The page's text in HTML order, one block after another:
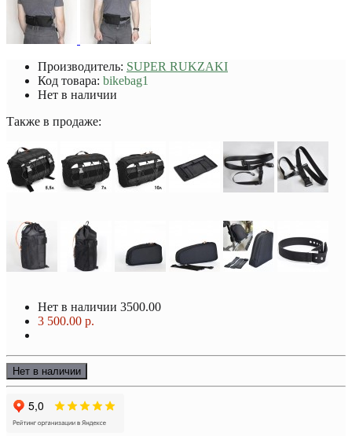
Производитель: SUPER RUKZAKI
Код товара: bikebag1
Нет в наличии
Также в продаже:
Нет в наличии 3500.00
3 500.00 р.
Нет в наличии